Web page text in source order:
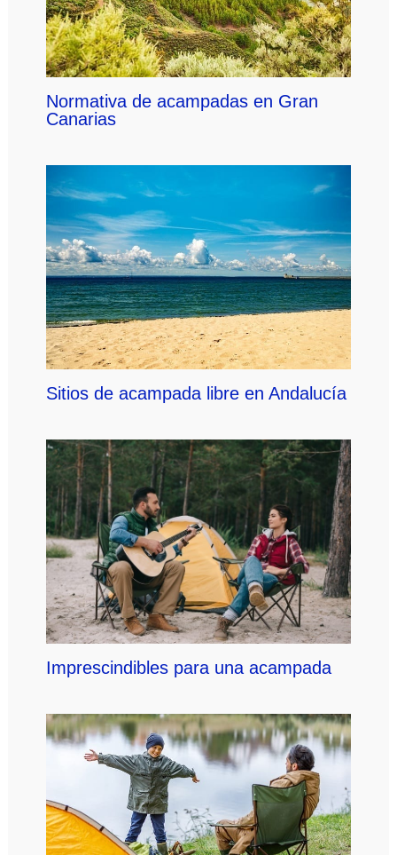
Normativa de acampadas en Gran
Canarias
Sitios de acampada libre en Andalucía
Imprescindibles para una acampada